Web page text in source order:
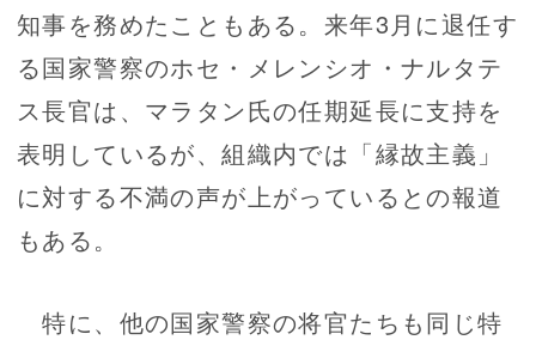
知事を務めたこともある。来年3月に退任す
る国家警察のホセ・メレンシオ・ナルタテ
ス長官は、マラタン氏の任期延長に支持を
表明しているが、組織内では「縁故主義」
に対する不満の声が上がっているとの報道
もある。
特に、他の国家警察の将官たちも同じ特